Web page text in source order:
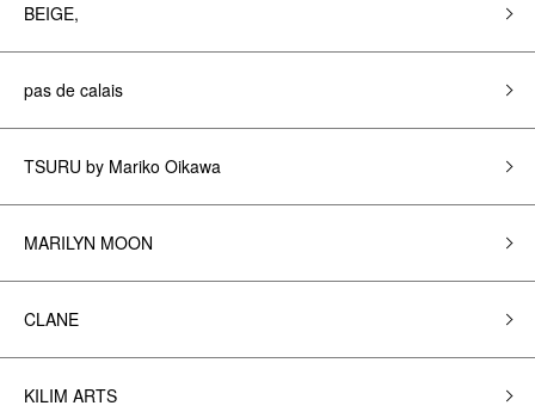
BEIGE,
pas de calais
TSURU by Mariko Oikawa
MARILYN MOON
CLANE
KILIM ARTS